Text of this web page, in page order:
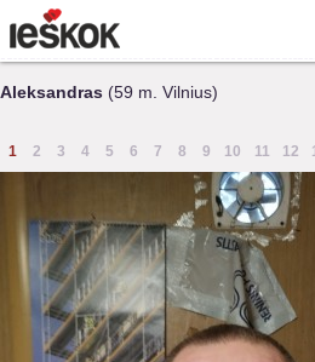
Aleksandras (59 m. Vilnius)
1 2 3 4 5 6 7 8 9 10 11 12